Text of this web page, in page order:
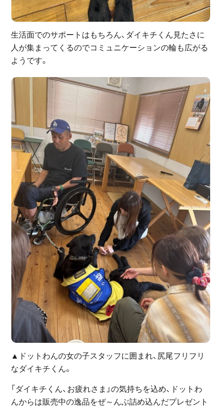
生活面でのサポートはもちろん、ダイキチくん見たさに
人が集まってくるのでコミュニケーションの輪も広がる
ようです。
▲ドットわんの女の子スタッフに囲まれ、尻尾フリフリ
なダイキチくん。
「ダイキチくん、お疲れさま」の気持ちを込め、ドットわ
んからは販売中の逸品をぜ～んぶ詰め込んだプレゼント